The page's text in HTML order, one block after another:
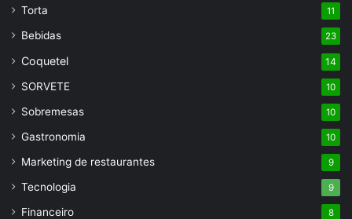
Torta 11
Bebidas 23
Coquetel 14
SORVETE 10
Sobremesas 10
Gastronomia 10
Marketing de restaurantes 9
Tecnologia 9
Financeiro 8